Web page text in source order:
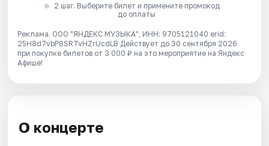
2 шаг. Выберите билет и примените промокод
до оплаты
Реклама. ООО "ЯНДЕКС МУЗЫКА", ИНН: 9705121040 erid:
25H8d7vbP8SRTvHZrUcdLB Действует до 30 сентября 2026
при покупке билетов от 3 000 ₽ на это мероприятие на Яндекс
Афише!
О концерте